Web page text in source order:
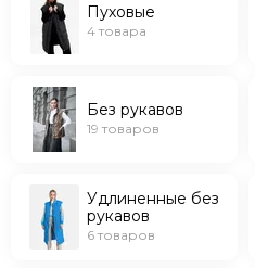
Пуховые
4 товара
Без рукавов
19 товаров
Удлиненные без
рукавов
6 товаров